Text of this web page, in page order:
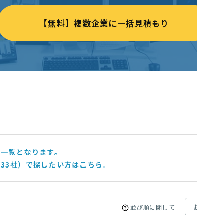
【無料】複数企業に一括見積もり
覧となります。
社）で探したい方はこちら。
並び順に関して